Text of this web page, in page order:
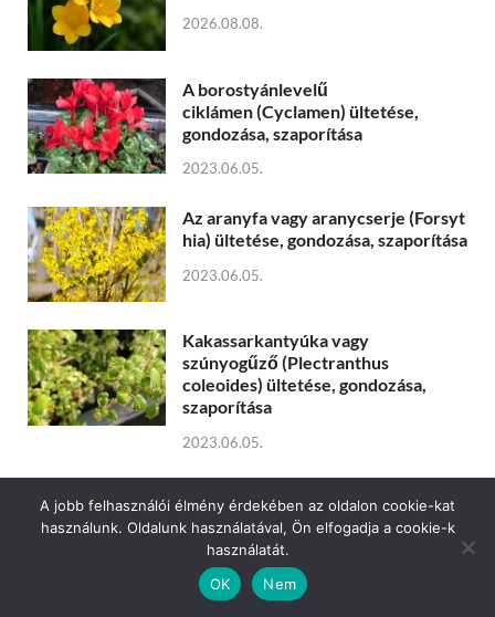
2026.08.08.
A borostyánlevelű
ciklámen (Cyclamen) ültetése,
gondozása, szaporítása
2023.06.05.
Az aranyfa vagy aranycserje (Forsyt
hia) ültetése, gondozása, szaporítása
2023.06.05.
Kakassarkantyúka vagy
szúnyogűző (Plectranthus
coleoides) ültetése, gondozása,
szaporítása
2023.06.05.
gondozása, szaporítása
2023.06.07.
A jobb felhasználói élmény érdekében az oldalon cookie-kat
használunk. Oldalunk használatával, Ön elfogadja a cookie-k
használatát.
OK
Nem